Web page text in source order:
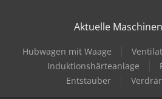
Aktuelle
Hubwagen mit Waage
Induktionshärteanlage
Entstauber